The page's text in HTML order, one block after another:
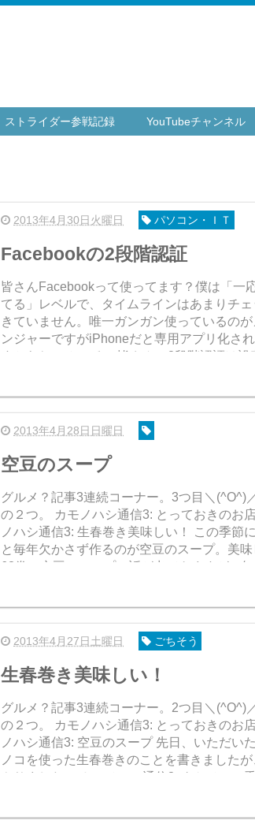
ストライダー参戦記録 YouTubeチャンネル
2013年4月30日火曜日 パソコン・ＩＴ
Facebookの2段階認証
皆さんFacebookって使ってます？僕は「一
てる」レベルで、タイムラインはあまりチ
きていません。唯一ガンガン使っているのが
ンジャーですがiPhoneだと専用アプリ化さ
すからね。 ところで皆さん、2段階認証は設定して
2013年4月28日日曜日
空豆のスープ
グルメ？記事3連続コーナー。3つ目＼(^O^)／ ほ
の２つ。 カモノハシ通信3: とっておきのお店 カモ
ノハシ通信3: 生春巻き美味しい！ この季節になる
と毎年欠かさず作るのが空豆のスープ。美味
63巻に空豆のスープの話が出てきますが、知
2013年4月27日土曜日 ごちそう
生春巻き美味しい！
グルメ？記事3連続コーナー。2つ目＼(^O^)／ ※
の２つ。 カモノハシ通信3: とっておきのお店 カモ
ノハシ通信3: 空豆のスープ 先日、いただいたタケ
ノコを使った生春巻きのことを書きましたが
やりました。 カモノハシ通信3: タケノコの季節、